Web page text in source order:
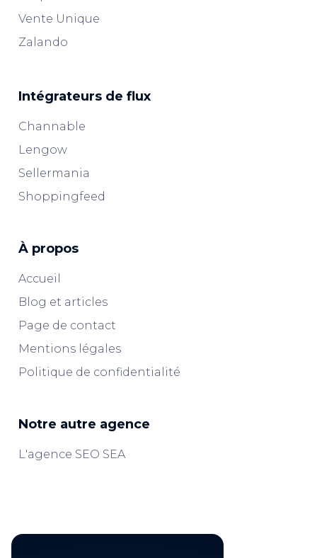
Vente Unique
Zalando
Intégrateurs de flux
Channable
Lengow
Sellermania
Shoppingfeed
À propos
Accueil
Blog et articles
Page de contact
Mentions légales
Politique de confidentialité
Notre autre agence
L'agence SEO SEA